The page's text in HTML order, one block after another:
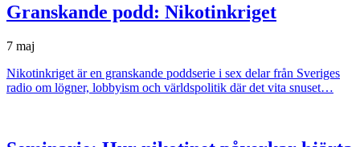
Granskande podd: Nikotinkriget
7 maj
Nikotinkriget är en granskande poddserie i sex delar från Sveriges
radio om lögner, lobbyism och världspolitik där det vita snuset…